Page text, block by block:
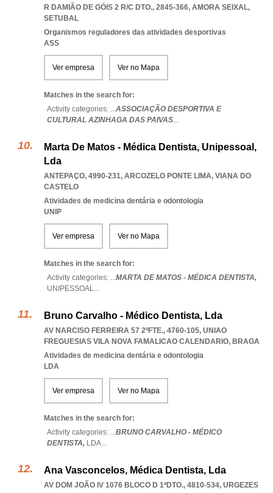
R DAMIÃO DE GÓIS 2 R/C DTO., 2845-366, AMORA SEIXAL,
SETUBAL
Organismos reguladores das atividades desportivas
ASS
Ver empresa Ver no Mapa
Matches in the search for:
Activity categories: ...ASSOCIAÇÃO DESPORTIVA E
CULTURAL AZINHAGA DAS PAIVAS...
Marta De Matos - Médica Dentista, Unipessoal,
Lda
ANTEPAÇO, 4990-231, ARCOZELO PONTE LIMA, VIANA DO
CASTELO
Atividades de medicina dentária e odontologia
UNIP
Ver empresa Ver no Mapa
Matches in the search for:
Activity categories: ...MARTA DE MATOS - MÉDICA DENTISTA,
UNIPESSOAL...
Bruno Carvalho - Médico Dentista, Lda
AV NARCISO FERREIRA 57 2ºFTE., 4760-105, UNIAO
FREGUESIAS VILA NOVA FAMALICAO CALENDARIO, BRAGA
Atividades de medicina dentária e odontologia
LDA
Ver empresa Ver no Mapa
Matches in the search for:
Activity categories: ...BRUNO CARVALHO - MÉDICO
DENTISTA, LDA...
Ana Vasconcelos, Médica Dentista, Lda
AV DOM JOÃO IV 1076 BLOCO D 1ºDTO., 4810-534, URGEZES